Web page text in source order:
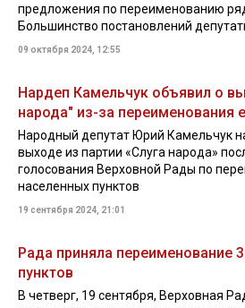
предложения по переименованию
Большинство постановлений
09 октября 2024, 12:55
Нардеп Камельчук объявил о
народа" из-за переименования
Народный депутат Юрий Камельчук
выходе из партии «Слуга народа»
голосования Верховной Рады по
населенных пунктов
19 сентября 2024, 21:01
Рада приняла переименование
пунктов
В четверг, 19 сентября, Верховная